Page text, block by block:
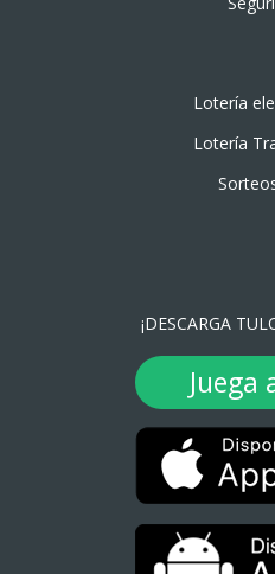
Lotería
Lotería
¡DESCARGA
Juega